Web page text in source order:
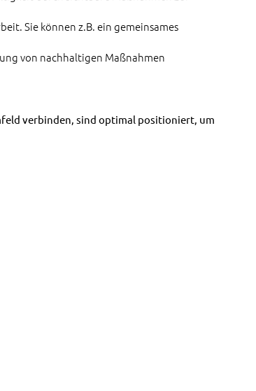
Sie können z.B. ein gemeinsames
von nachhaltigen Maßnahmen
verbinden, sind optimal positioniert, um